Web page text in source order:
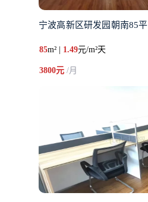
宁波高新区研发园朝南85
85m² | 1.49元/m²天
3800元 /月